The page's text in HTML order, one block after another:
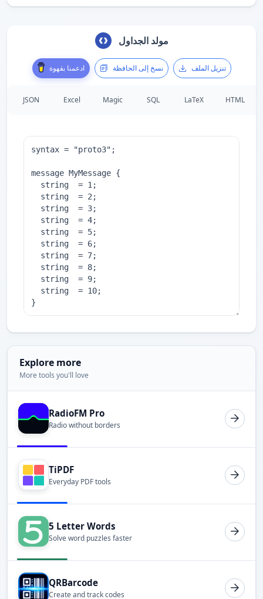
مولد الجداول
ادعمنا بقهوة نسخ إلى الحافظة تنزيل الملف
JSON Excel Magic SQL LaTeX HTML
Explore more
More tools you'll love
RadioFM Pro
Radio without borders
TiPDF
Everyday PDF tools
5 Letter Words
Solve word puzzles faster
QRBarcode
Create and track codes